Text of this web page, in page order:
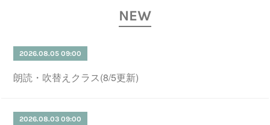
NEW
2026.08.05 09:00
朗読・吹替えクラス(8/5更新)
2026.08.03 09:00